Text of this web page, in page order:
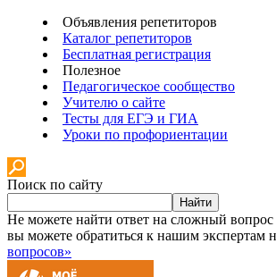
Объявления репетиторов
Каталог репетиторов
Бесплатная регистрация
Полезное
Педагогическое сообщество
Учителю о сайте
Тесты для ЕГЭ и ГИА
Уроки по профориентации
Поиск по сайту
Найти
Не можете найти ответ на сложный
вы можете обратиться к нашим экспертам
вопросов»